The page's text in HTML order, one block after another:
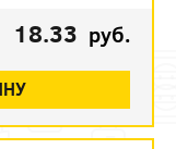
18.33 руб.